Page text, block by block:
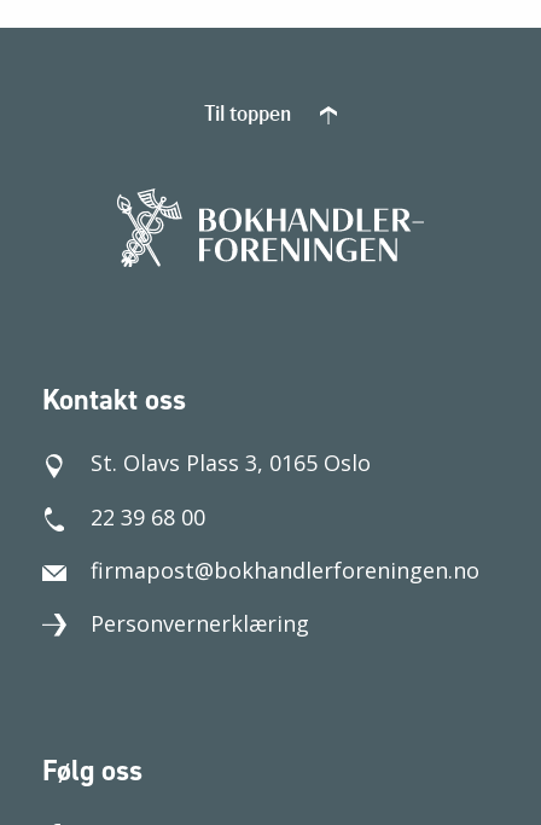
Kontakt oss
St. Olavs Plass 3, 0165 Oslo
22 39 68 00
firmapost@bokhandlerforeningen.no
Personvernerklæring
Følg oss
Til toppen